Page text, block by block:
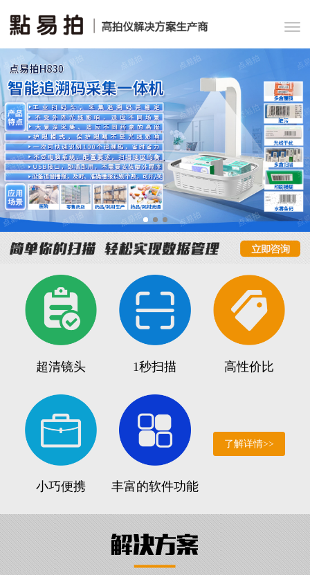
超清镜头 1秒扫描 高性价比
小巧便携 丰富的软件功能
了解详情>>